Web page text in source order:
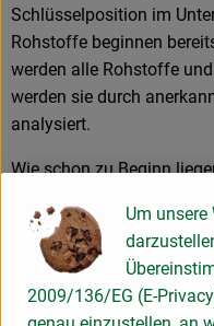
Schlüsselposition im
Rohstoffe beginnen
werden alle Rohstoffe
werden sie durch
analysiert.
Wie schon zu Beginn
Partnerschaften
Beratung durch eigene
Austausch miteinander
Rohstoffe ab. Das
Um
2009/136/EG (E-